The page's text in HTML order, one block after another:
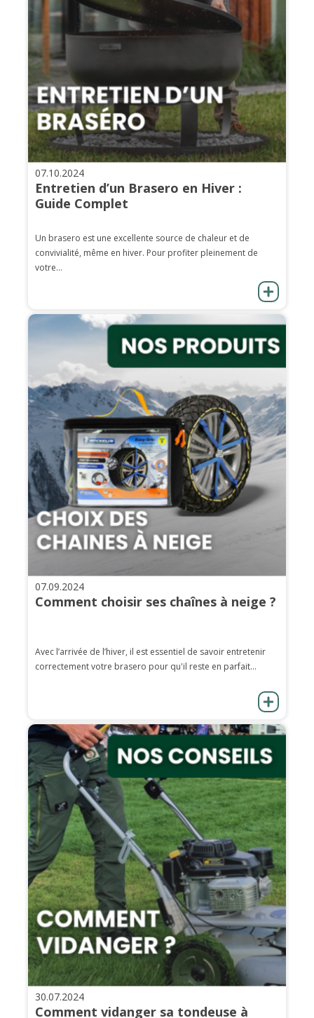
07.10.2024
Entretien d’un Brasero en Hiver :
Guide Complet
Un brasero est une excellente source de chaleur et de
convivialité, même en hiver. Pour profiter pleinement de
votre...
07.09.2024
Comment choisir ses chaînes à neige ?
Avec l’arrivée de l’hiver, il est essentiel de savoir entretenir
correctement votre brasero pour qu'il reste en parfait...
30.07.2024
Comment vidanger sa tondeuse à